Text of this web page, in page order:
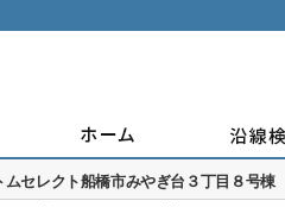
ムセレクト船橋市みやぎ台３丁目８号棟